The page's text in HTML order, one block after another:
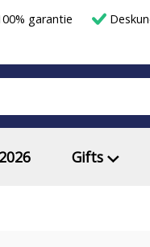
garantie
Gifts